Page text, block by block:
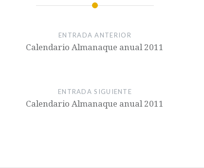
ENTRADA ANTERIOR
Calendario Almanaque anual 2011
ENTRADA SIGUIENTE
Calendario Almanaque anual 2011